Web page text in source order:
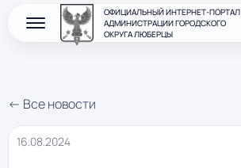
ОФИЦИАЛЬНЫЙ ИНТЕРНЕТ-ПОРТАЛ
АДМИНИСТРАЦИИ ГОРОДСКОГО
ОКРУГА ЛЮБЕРЦЫ
← Все новости
16.08.2024